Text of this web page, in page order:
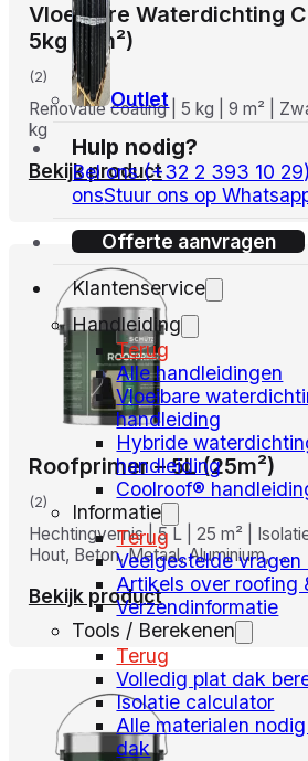
Outlet
Hulp nodig?
Bel ons (+32 2 393 10 29)
onsStuur ons op
Offerte aanvragen
Klantenservice
Handleiding
Terug
Alle handleidingen
Vloeibare
handleiding
Hybride
handleiding
Coolroof®
Informatie
Terug
Veelgestelde vragen
Artikels over roofing
Verzendinformatie
Tools / Berekenen
Terug
Volledig plat dak
Isolatie calculator
Alle materialen
dak
Vloeibare Waterdichting
5kg (9m²)
(2)
Renovatie coating | 5 kg | 9 m² |
kg
Bekijk product
Roofprimer – 5L (25m²)
(2)
Hechtingvernis | 5 L | 25 m² |
Hout, Beton, Metaal, Aluminium, …
Bekijk product